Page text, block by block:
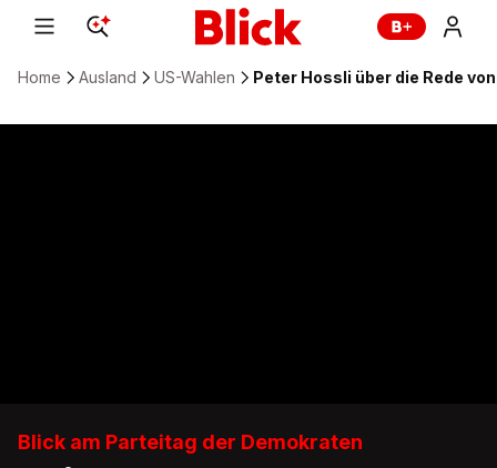
Home Ausland US-Wahlen Peter Hossli über die Rede
Blick am Parteitag der Demokraten